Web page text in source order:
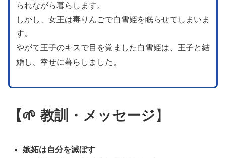
られながら暮らします。
しかし、女王は毒りんごで白雪姫を眠らせてしまいま
す。
やがて王子のキスで目を覚ました白雪姫は、王子と結
婚し、幸せに暮らしました。
【🌱 教訓・メッセージ 】
嫉妬は自分を滅ぼす